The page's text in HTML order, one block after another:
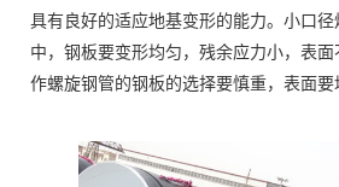
具有良好的适应地基变形的能力。小口
中，钢板要变形均匀，残余应力小，表面
作螺旋钢管的钢板的选择要慎重，表面要